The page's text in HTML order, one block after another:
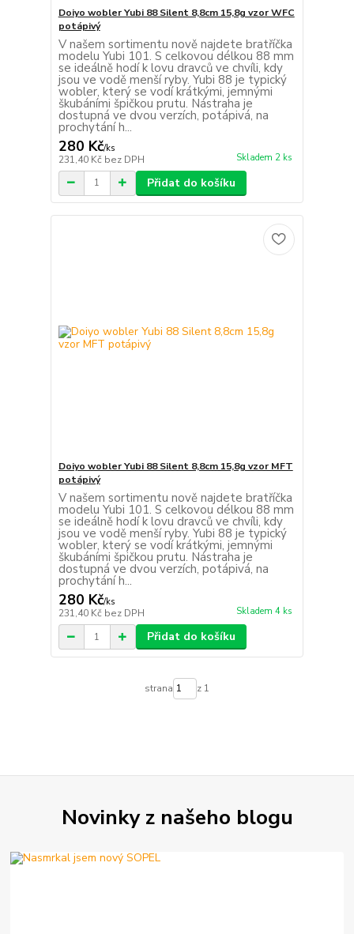
Doiyo wobler Yubi 88 Silent 8,8cm 15,8g vzor WFC
potápivý
V našem sortimentu nově najdete bratříčka
modelu Yubi 101. S celkovou délkou 88 mm
se ideálně hodí k lovu dravců ve chvíli, kdy
jsou ve vodě menší ryby. Yubi 88 je typický
wobler, který se vodí krátkými, jemnými
škubáními špičkou prutu. Nástraha je
dostupná ve dvou verzích, potápivá, na
prochytání h...
280 Kč/ks
231,40 Kč bez DPH Skladem 2 ks
Přidat do košíku
Doiyo wobler Yubi 88 Silent 8,8cm 15,8g vzor MFT
potápivý
V našem sortimentu nově najdete bratříčka
modelu Yubi 101. S celkovou délkou 88 mm
se ideálně hodí k lovu dravců ve chvíli, kdy
jsou ve vodě menší ryby. Yubi 88 je typický
wobler, který se vodí krátkými, jemnými
škubáními špičkou prutu. Nástraha je
dostupná ve dvou verzích, potápivá, na
prochytání h...
280 Kč/ks
231,40 Kč bez DPH Skladem 4 ks
Přidat do košíku
strana z 1
Novinky z našeho blogu